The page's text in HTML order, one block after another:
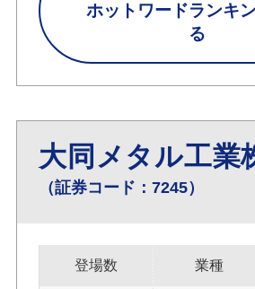
ホットワードランキ
る
大同メタル工業
（証券コード：7245）
登場数 業種